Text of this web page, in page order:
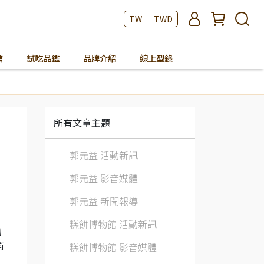
TW ｜ TWD
試吃品鑑 品牌介紹 線上型錄
所有文章主題
郭元益 活動新訊
郭元益 影音媒體
郭元益 新聞報導
糕餅博物館 活動新訊
糕餅博物館 影音媒體